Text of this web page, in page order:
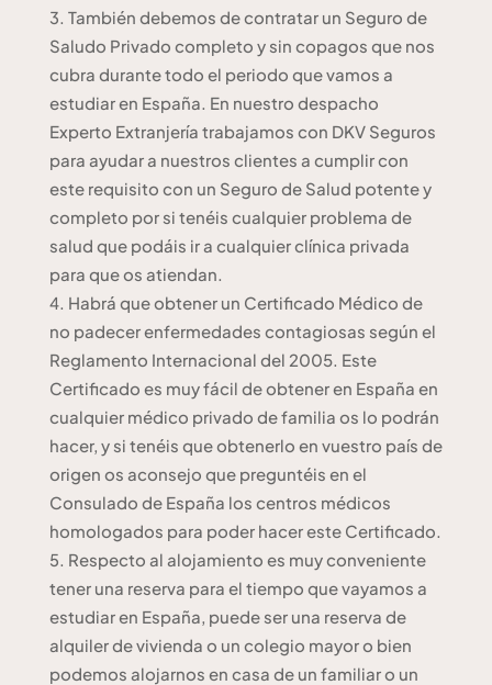
También debemos de contratar un Seguro de
Saludo Privado completo y sin copagos que nos
cubra durante todo el periodo que vamos a
estudiar en España. En nuestro despacho
Experto Extranjería trabajamos con DKV Seguros
para ayudar a nuestros clientes a cumplir con
este requisito con un Seguro de Salud potente y
completo por si tenéis cualquier problema de
salud que podáis ir a cualquier clínica privada
para que os atiendan.
Habrá que obtener un Certificado Médico de
no padecer enfermedades contagiosas según el
Reglamento Internacional del 2005. Este
Certificado es muy fácil de obtener en España en
cualquier médico privado de familia os lo podrán
hacer, y si tenéis que obtenerlo en vuestro país de
origen os aconsejo que preguntéis en el
Consulado de España los centros médicos
homologados para poder hacer este Certificado.
Respecto al alojamiento es muy conveniente
tener una reserva para el tiempo que vayamos a
estudiar en España, puede ser una reserva de
alquiler de vivienda o un colegio mayor o bien
podemos alojarnos en casa de un familiar o un